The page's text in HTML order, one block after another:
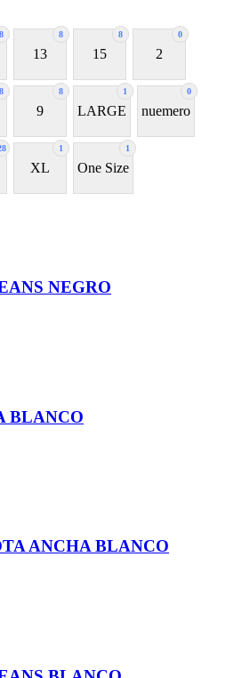
8 8
13
8
15
0
2
8 8
9
1
LARGE
0
nuemero
1
XL
1
One Size
NEGRO
BLANCO
ANCHA BLANCO